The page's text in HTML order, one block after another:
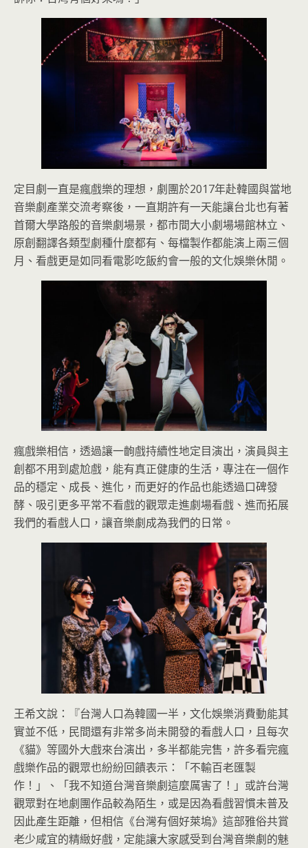
定目劇一直是瘋戲樂的理想，劇團於2017年赴韓國與當地
音樂劇產業交流考察後，一直期許有一天能讓台北也有著
首爾大學路般的音樂劇場景，都市間大小劇場場館林立、
原創翻譯各類型劇種什麼都有、每檔製作都能演上兩三個
月、看戲更是如同看電影吃飯約會一般的文化娛樂休閒。
瘋戲樂相信，透過讓一齣戲持續性地定目演出，演員與主
創都不用到處尬戲，能有真正健康的生活，專注在一個作
品的穩定、成長、進化，而更好的作品也能透過口碑發
酵、吸引更多平常不看戲的觀眾走進劇場看戲、進而拓展
我們的看戲人口，讓音樂劇成為我們的日常。
王希文說：『台灣人口為韓國一半，文化娛樂消費動能其
實並不低，民間還有非常多尚未開發的看戲人口，且每次
《貓》等國外大戲來台演出，多半都能完售，許多看完瘋
戲樂作品的觀眾也紛紛回饋表示：「不輸百老匯製
作！」、「我不知道台灣音樂劇這麼厲害了！」或許台灣
觀眾對在地劇團作品較為陌生，或是因為看戲習慣未普及
因此產生距離，但相信《台灣有個好萊塢》這部雅俗共賞
老少咸宜的精緻好戲，定能讓大家感受到台灣音樂劇的魅